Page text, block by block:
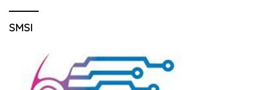
SMSI